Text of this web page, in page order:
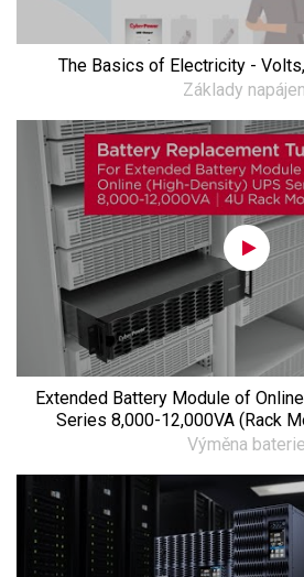
The Basics of Electricity -
Základy
Extended Battery Module of
Series 8,000-12,000VA (Rack
Výměna baterie